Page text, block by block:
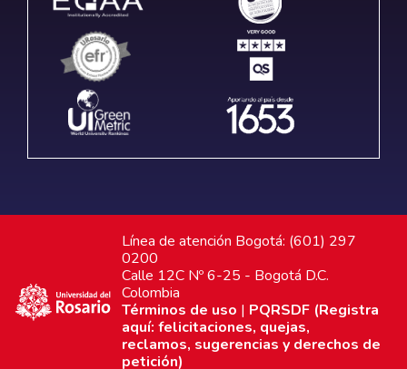
Línea de atención Bogotá: (601) 297
0200
Calle 12C Nº 6-25 - Bogotá D.C.
Colombia
Términos de uso | PQRSDF (Registra
aquí: felicitaciones, quejas,
reclamos, sugerencias y derechos de
petición)